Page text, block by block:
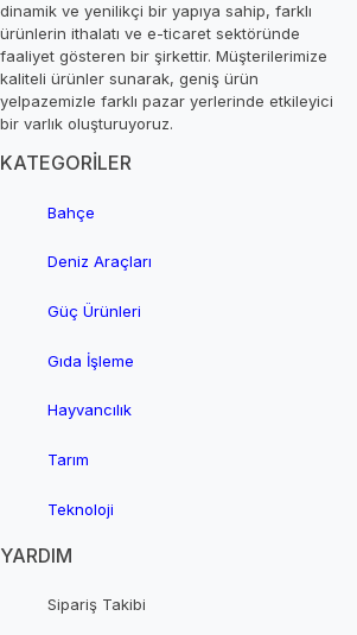
dinamik ve yenilikçi bir yapıya sahip, farklı
ürünlerin ithalatı ve e-ticaret sektöründe
faaliyet gösteren bir şirkettir. Müşterilerimize
kaliteli ürünler sunarak, geniş ürün
yelpazemizle farklı pazar yerlerinde etkileyici
bir varlık oluşturuyoruz.
KATEGORİLER
Bahçe
Deniz Araçları
Güç Ürünleri
Gıda İşleme
Hayvancılık
Tarım
Teknoloji
YARDIM
Sipariş Takibi